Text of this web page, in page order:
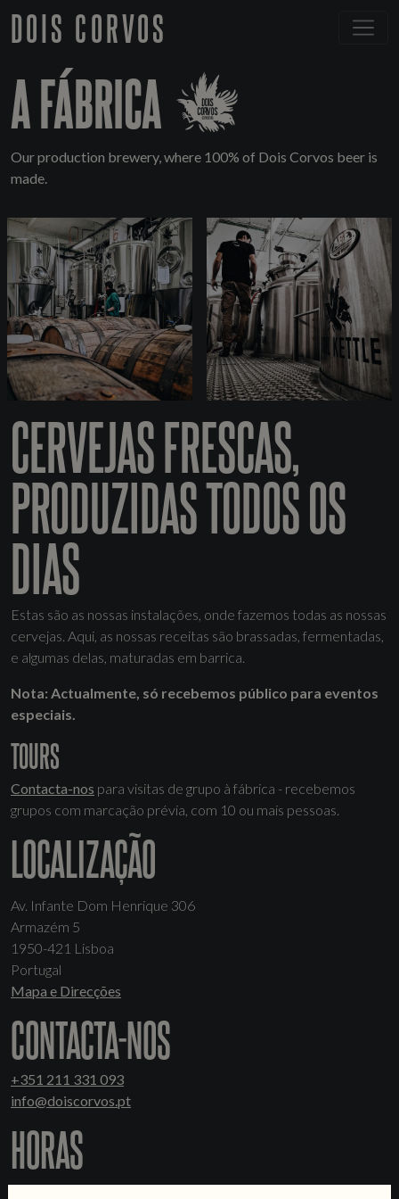
DOIS CORVOS
A FÁBRICA
Our production brewery, where 100% of Dois Corvos beer is
made.
CERVEJAS FRESCAS,
PRODUZIDAS TODOS OS
DIAS
Estas são as nossas instalações, onde fazemos todas as nossas
cervejas. Aqui, as nossas receitas são brassadas, fermentadas,
e algumas delas, maturadas em barrica.
Nota: Actualmente, só recebemos público para eventos
especiais.
TOURS
Contacta-nos para visitas de grupo à fábrica - recebemos
grupos com marcação prévia, com 10 ou mais pessoas.
LOCALIZAÇÃO
Av. Infante Dom Henrique 306
Armazém 5
1950-421 Lisboa
Portugal
Mapa e Direcções
CONTACTA-NOS
+351 211 331 093
info@doiscorvos.pt
HORAS
We currently don't have regular hours at our brewery, only